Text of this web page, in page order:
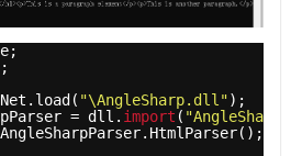
"\AngleSharp.dll");
= dll. import (